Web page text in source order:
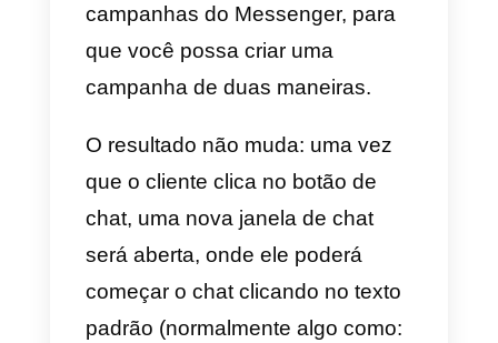
potencial
Como previsto, o Facebook
Messenger pode ser usado de
forma proativa pelas empresas
para
gerar novos cliente
chat. Essa abordagem se torna
particularmente significativa caso